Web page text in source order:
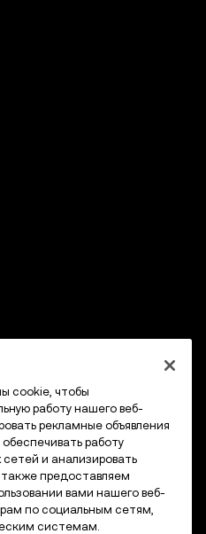
cookie, чтобы
работу нашего веб-
рекламные объявления
работу
и анализировать
предоставляем
вами нашего веб-
по социальным сетям,
системам.